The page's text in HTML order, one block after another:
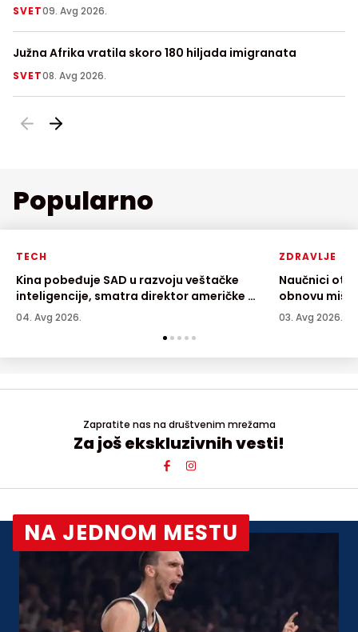
vode kod nuklearke
SVET09. Avg 2026.
Južna Afrika vratila skoro 180 hiljada imigranata
SVET08. Avg 2026.
Popularno
TECH
Kina pobeđuje SAD u razvoju veštačke
inteligencije, smatra direktor američke AI
kompanije
04. Avg 2026.
ZDRAVLJE
Naučnici
obnovu
03. Avg 2026.
Zapratite nas na društvenim mrežama
Za još ekskluzivnih vesti!
NA JEDNOM MESTU